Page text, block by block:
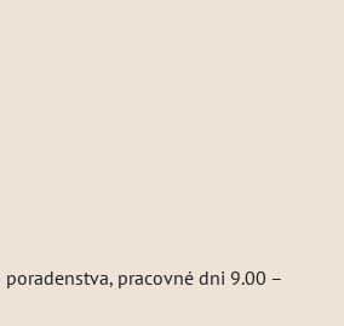
pracovné dni 9.00 –